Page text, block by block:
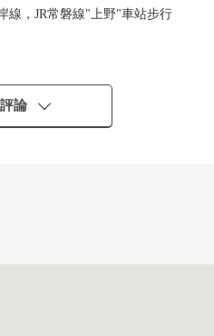
線，JR常磐線"上野"車站步行
車站步行9分鐘
論